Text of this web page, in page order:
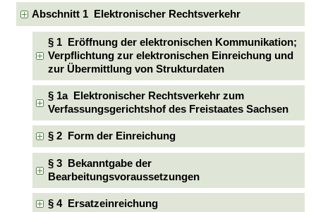
Abschnitt 1 Elektronischer Rechtsverkehr
§ 1 Eröffnung der elektronischen Kommunikation;
Verpflichtung zur elektronischen Einreichung und
zur Übermittlung von Strukturdaten
§ 1a Elektronischer Rechtsverkehr zum
Verfassungsgerichtshof des Freistaates Sachsen
§ 2 Form der Einreichung
§ 3 Bekanntgabe der
Bearbeitungsvoraussetzungen
§ 4 Ersatzeinreichung